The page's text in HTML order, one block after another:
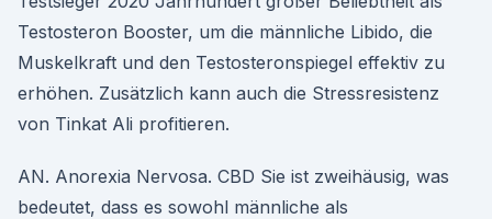
Testosteron Booster, um die männliche Libido, die
Muskelkraft und den Testosteronspiegel effektiv zu
erhöhen. Zusätzlich kann auch die Stressresistenz
von Tinkat Ali profitieren.
AN. Anorexia Nervosa. CBD Sie ist zweihäusig, was
bedeutet, dass es sowohl männliche als